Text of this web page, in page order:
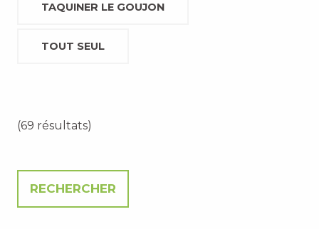
TAQUINER LE GOUJON
TOUT SEUL
(69 résultats)